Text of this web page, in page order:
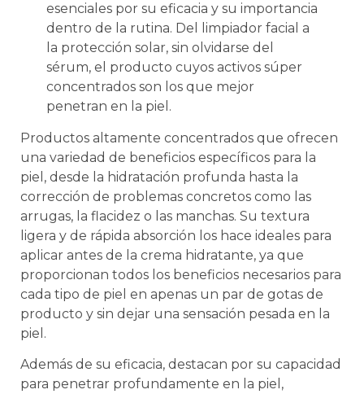
esenciales por su eficacia y su importancia
dentro de la rutina. Del limpiador facial a
la protección solar, sin olvidarse del
sérum, el producto cuyos activos súper
concentrados son los que mejor
penetran en la piel.
Productos altamente concentrados que ofrecen
una variedad de beneficios específicos para la
piel, desde la hidratación profunda hasta la
corrección de problemas concretos como las
arrugas, la flacidez o las manchas. Su textura
ligera y de rápida absorción los hace ideales para
aplicar antes de la crema hidratante, ya que
proporcionan todos los beneficios necesarios para
cada tipo de piel en apenas un par de gotas de
producto y sin dejar una sensación pesada en la
piel.
Además de su eficacia, destacan por su capacidad
para penetrar profundamente en la piel,